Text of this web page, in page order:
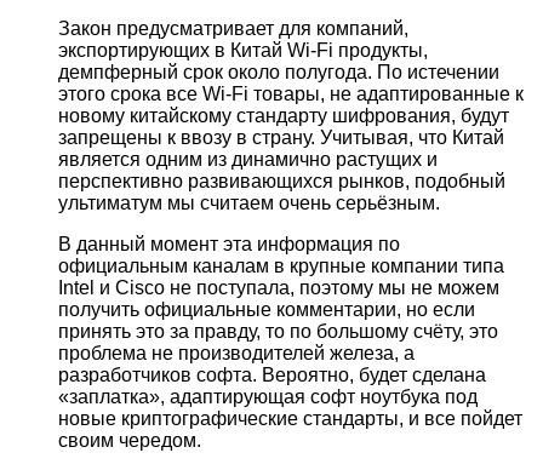
Закон предусматривает для компаний,
экспортирующих в Китай Wi-Fi продукты,
демпферный срок около полугода. По истечении
этого срока все Wi-Fi товары, не адаптированные к
новому китайскому стандарту шифрования, будут
запрещены к ввозу в страну. Учитывая, что Китай
является одним из динамично растущих и
перспективно развивающихся рынков, подобный
ультиматум мы считаем очень серьёзным.
В данный момент эта информация по
официальным каналам в крупные компании типа
Intel и Cisco не поступала, поэтому мы не можем
получить официальные комментарии, но если
принять это за правду, то по большому счёту, это
проблема не производителей железа, а
разработчиков софта. Вероятно, будет сделана
«заплатка», адаптирующая софт ноутбука под
новые криптографические стандарты, и все пойдет
своим чередом.